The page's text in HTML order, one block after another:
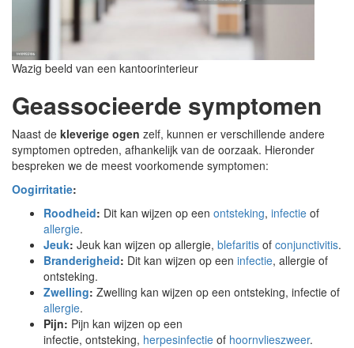
Wazig beeld van een kantoorinterieur
Geassocieerde symptomen
Naast de kleverige ogen zelf, kunnen er verschillende andere
symptomen optreden, afhankelijk van de oorzaak. Hieronder
bespreken we de meest voorkomende symptomen:
Oogirritatie:
Roodheid: Dit kan wijzen op een ontsteking, infectie of
allergie.
Jeuk: Jeuk kan wijzen op allergie, blefaritis of conjunctivitis.
Branderigheid: Dit kan wijzen op een infectie, allergie of
ontsteking.
Zwelling: Zwelling kan wijzen op een ontsteking, infectie of
allergie.
Pijn: Pijn kan wijzen op een
infectie, ontsteking, herpesinfectie of hoornvlieszweer.